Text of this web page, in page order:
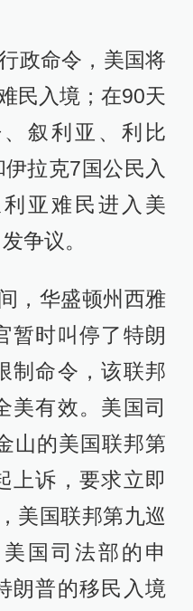
政命令，美国将
民入境；在90天
叙利亚、利比
拉克7国公民入
亚难民进入美
争议。
，华盛顿州西雅
暂时叫停了特朗
制命令，该联邦
美有效。美国司
山的美国联邦第
上诉，要求立即
美国联邦第九巡
国司法部的申
朗普的移民入境